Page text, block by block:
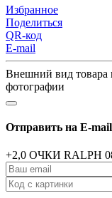
Избранное
Поделиться
QR-код
E-mail
Внешний вид товара
фотографии
Отправить на E-mail
+2,0 ОЧКИ RALPH